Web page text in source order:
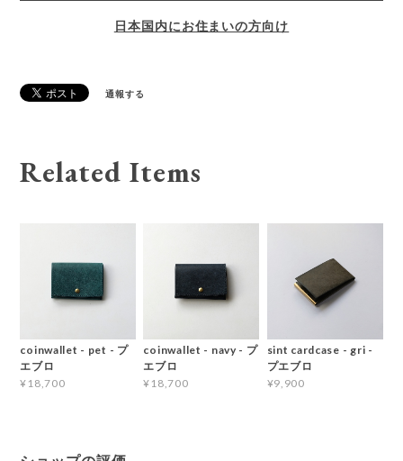
日本国内にお住まいの方向け
通報する
Related Items
coinwallet - pet - プ
エブロ
¥18,700
coinwallet - navy - プ
エブロ
¥18,700
sint cardcase - gri -
プエブロ
¥9,900